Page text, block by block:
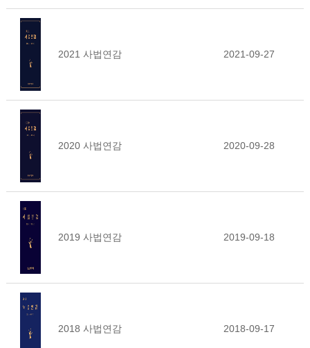
2021 사법연감 2021-09-27
2020 사법연감 2020-09-28
2019 사법연감 2019-09-18
2018 사법연감 2018-09-17